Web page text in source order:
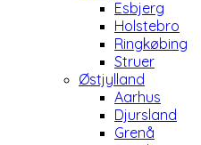
Esbjerg
Holstebro
Ringkøbing
Struer
Østjylland
Aarhus
Djursland
Grenå